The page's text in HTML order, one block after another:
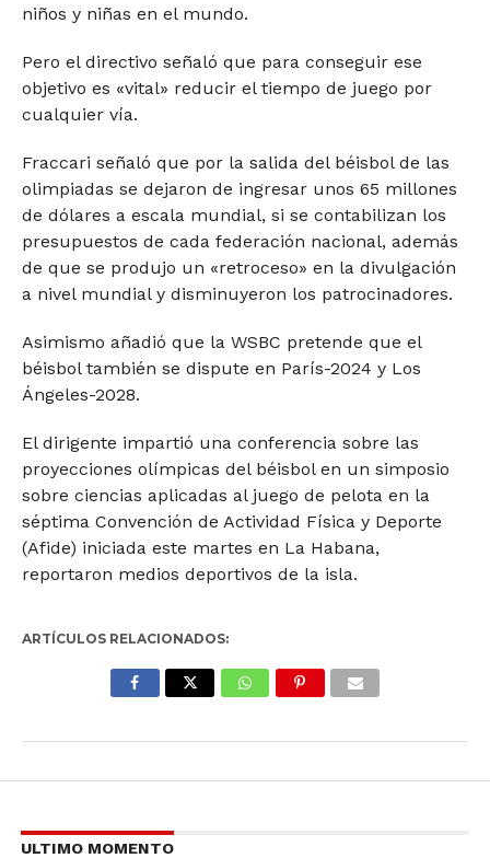
niños y niñas en el mundo.
Pero el directivo señaló que para conseguir ese
objetivo es «vital» reducir el tiempo de juego por
cualquier vía.
Fraccari señaló que por la salida del béisbol de las
olimpiadas se dejaron de ingresar unos 65 millones
de dólares a escala mundial, si se contabilizan los
presupuestos de cada federación nacional, además
de que se produjo un «retroceso» en la divulgación
a nivel mundial y disminuyeron los patrocinadores.
Asimismo añadió que la WSBC pretende que el
béisbol también se dispute en París-2024 y Los
Ángeles-2028.
El dirigente impartió una conferencia sobre las
proyecciones olímpicas del béisbol en un simposio
sobre ciencias aplicadas al juego de pelota en la
séptima Convención de Actividad Física y Deporte
(Afide) iniciada este martes en La Habana,
reportaron medios deportivos de la isla.
ARTÍCULOS RELACIONADOS:
ULTIMO MOMENTO